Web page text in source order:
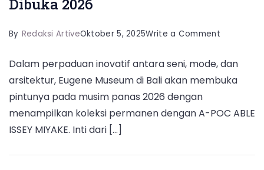
Dibuka 2026
By Redaksi ArtiveOktober 5, 2025Write a Commenton
Museum
Bali:
ISSEY
Dalam perpaduan inovatif antara seni, mode, dan
arsitektur, Eugene Museum di Bali akan membuka
pintunya pada musim panas 2026 dengan
menampilkan koleksi permanen dengan A-POC ABLE
ISSEY MIYAKE. Inti dari […]